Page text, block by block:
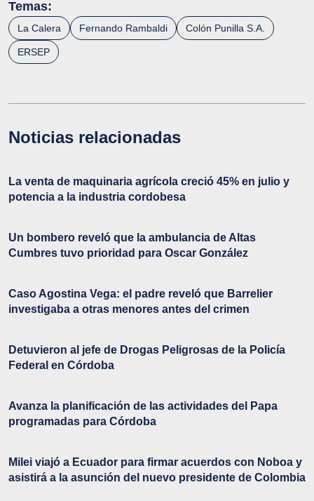
Temas:
La Calera Fernando Rambaldi Colón Punilla S.A.
ERSEP
Noticias relacionadas
La venta de maquinaria agrícola creció 45% en julio y
potencia a la industria cordobesa
Un bombero reveló que la ambulancia de Altas
Cumbres tuvo prioridad para Oscar González
Caso Agostina Vega: el padre reveló que Barrelier
investigaba a otras menores antes del crimen
Detuvieron al jefe de Drogas Peligrosas de la Policía
Federal en Córdoba
Avanza la planificación de las actividades del Papa
programadas para Córdoba
Milei viajó a Ecuador para firmar acuerdos con Noboa y
asistirá a la asunción del nuevo presidente de Colombia